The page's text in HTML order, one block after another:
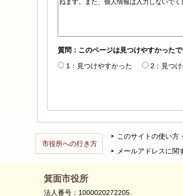
質問：このページは見つけやすかったで
1：見つけやすかった
2：見つ
市役所への行き方
このサイトの使い方
メールアドレスに関
箕面市役所
法人番号：1000020272205